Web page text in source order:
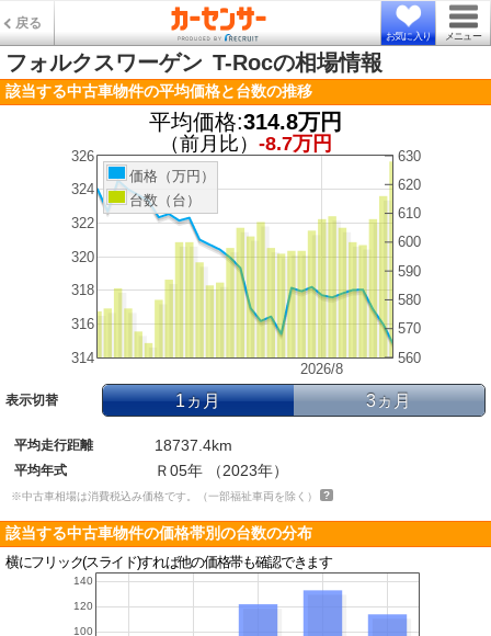
戻る
お気に入り メニュー
フォルクスワーゲン T-Rocの相場情報
該当する中古車物件の平均価格と台数の推移
平均価格:314.8万円
（前月比） -8.7万円
2026/8
314
316
318
320
322
324
326
560
570
580
590
600
610
620
630
価格（万円）
台数（台）
表示切替 1ヵ月 3ヵ月
平均走行距離 18737.4km
平均年式 Ｒ05年 （2023年）
※中古車相場は消費税込み価格です。（一部福祉車両を除く）
該当する中古車物件の価格帯別の台数の分布
横にフリック(スライド)すれば他の価格帯も確認できます